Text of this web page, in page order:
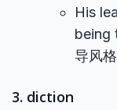
His
being
导风
3. diction